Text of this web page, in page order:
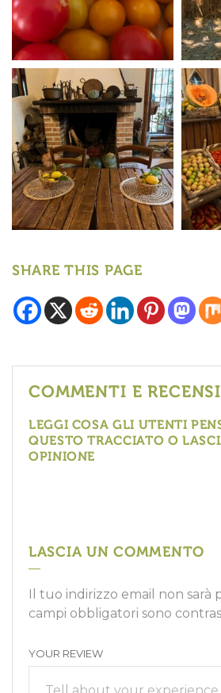
SHARE THIS PAGE
COMMENTI E
LEGGI COSA GLI UTENTI
QUESTO TRACCIATO O
OPINIONE
LASCIA UN COMMENTO
Il tuo indirizzo email non sarà
campi obbligatori sono
YOUR REVIEW